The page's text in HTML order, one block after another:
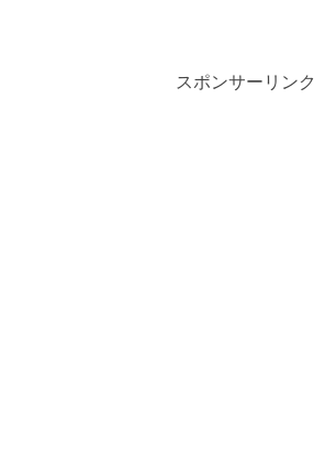
スポンサーリンク